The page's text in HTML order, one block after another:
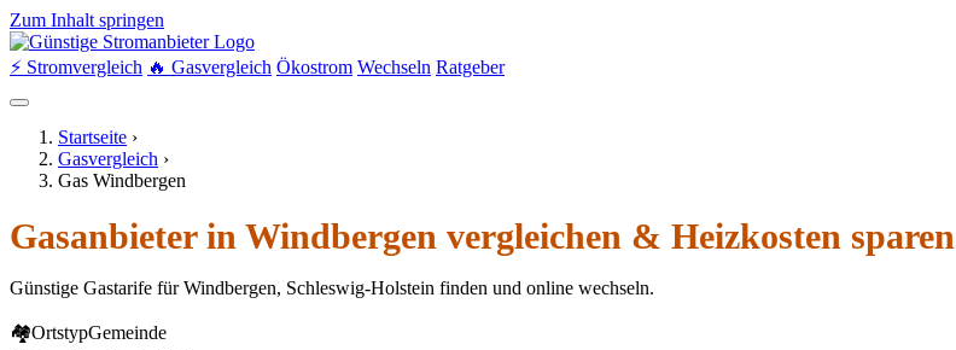
Zum Inhalt springen
⚡ Stromvergleich 🔥 Gasvergleich Ökostrom Wechseln Ratgeber
Startseite ›
Gasvergleich ›
Gas Windbergen
Gasanbieter in Windbergen vergleichen & Heizkosten sparen
Günstige Gastarife für Windbergen, Schleswig-Holstein finden und online wechseln.
🏘OrtstypGemeinde